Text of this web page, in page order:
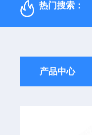
热门搜索：
产品中心